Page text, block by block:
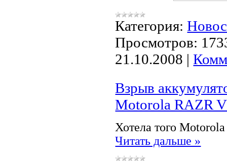
Категория:
Просмотров:
21.10.2008 |
Взрыв
Motorola RAZR
Хотела того
Читать дальше »